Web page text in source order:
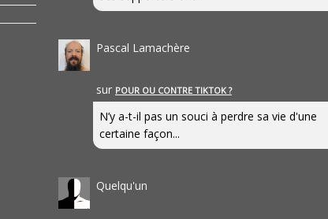
Pascal Lamachère
sur POUR OU CONTRE TIKTOK ?
N’y a-t-il pas un souci à perdre sa vie d'une
certaine façon...
Quelqu'un